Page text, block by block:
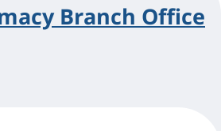
Branch Office